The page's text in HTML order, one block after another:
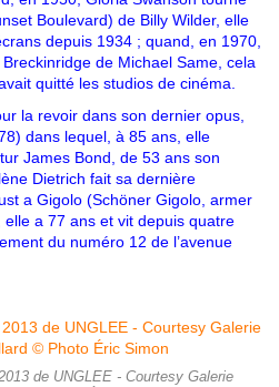
Boulevard) de Billy Wilder, elle
depuis 1934 ; quand, en 1970,
de Michael Same, cela
quitté les studios de cinéma.
la revoir dans son dernier opus,
dans lequel, à 85 ans, elle
James Bond, de 53 ans son
Dietrich fait sa dernière
a Gigolo (Schöner Gigolo, armer
a 77 ans et vit depuis quatre
du numéro 12 de l’avenue
de UNGLEE - Courtesy Galerie